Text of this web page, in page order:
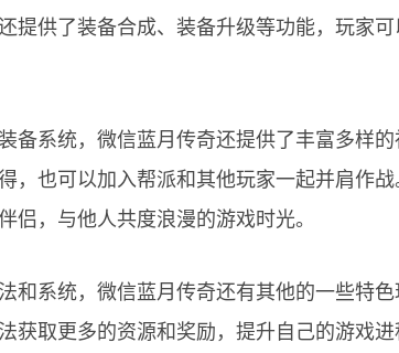
提供了装备合成、装备升级等功能，玩家
备系统，微信蓝月传奇还提供了丰富多样
，也可以加入帮派和其他玩家一起并肩作
侣，与他人共度浪漫的游戏时光。
和系统，微信蓝月传奇还有其他的一些特
获取更多的资源和奖励，提升自己的游戏进